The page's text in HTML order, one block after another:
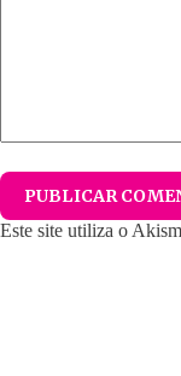
PUBLICAR
Este site utiliza o